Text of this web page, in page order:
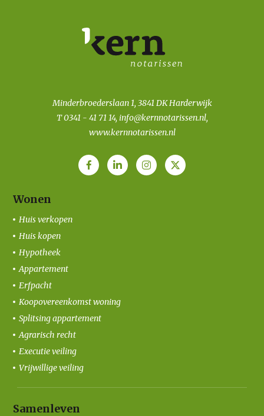
Minderbroederslaan 1, 3841 DK Harderwijk
T0341 - 41 71 14, info@kernnotarissen.nl,
www.kernnotarissen.nl
Wonen
Huis verkopen
Huis kopen
Hypotheek
Appartement
Erfpacht
Koopovereenkomst woning
Splitsing appartement
Agrarisch recht
Executie veiling
Vrijwillige veiling
Samenleven